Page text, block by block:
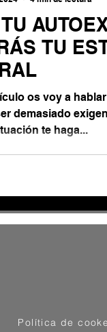
TU
os voy a
demasiado
te haga...
Política de